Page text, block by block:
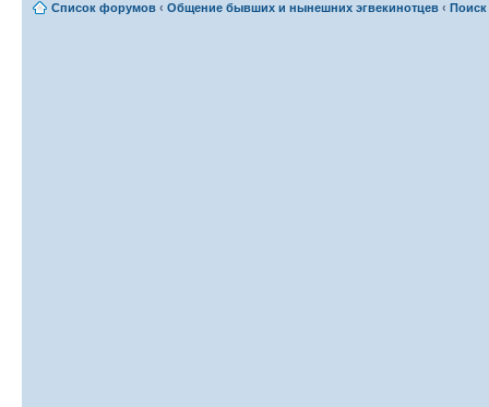
Список форумов ‹ Общение бывших и нынешних эгвекинотцев ‹ Поиск